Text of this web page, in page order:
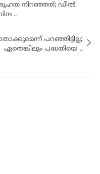
നിറഞ്ഞത്; ഡീൽ
..
പറഞ്ഞിട്ടില്ല;
ഏതെങ്കിലും പദ്ധതിയെ ..